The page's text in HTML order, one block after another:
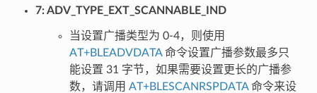
7: ADV_TYPE_EXT_SCANNABLE_IND
当设置广播类型为 0-4，则使用
AT+BLEADVDATA命令设置广播参数最多只
能设置 31 字节，如果需要设置更长的广播参
数，请调用 AT+BLESCANRSPDATA命令来设